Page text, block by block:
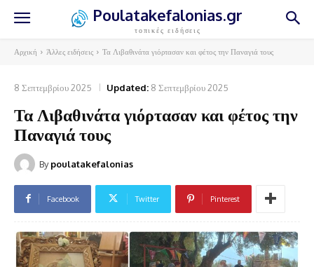
Poulatakefalonias.gr
τοπικές ειδήσεις
Αρχική Άλλες ειδήσεις Τα Λιβαθινάτα γιόρτασαν και φέτος την Παναγιά τους
8 Σεπτεμβρίου 2025 Updated: 8 Σεπτεμβρίου 2025
Τα Λιβαθινάτα γιόρτασαν και φέτος την
Παναγιά τους
By poulatakefalonias
Facebook Twitter Pinterest